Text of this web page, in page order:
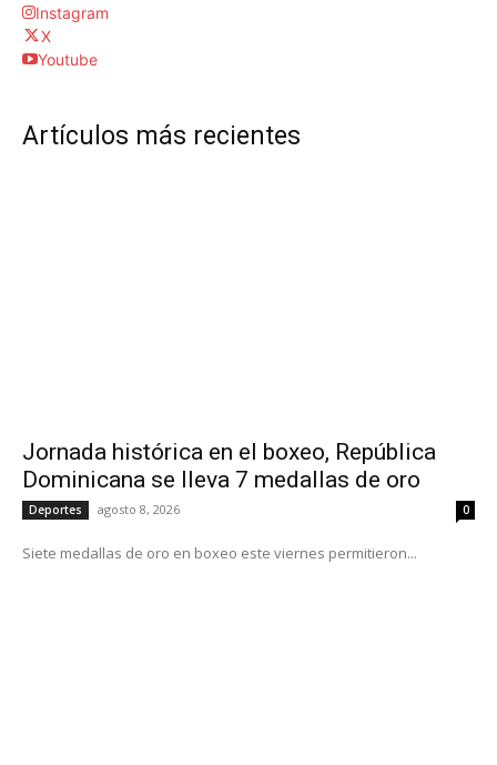
Instagram
X
Youtube
Artículos más recientes
Jornada histórica en el boxeo, República
Dominicana se lleva 7 medallas de oro
Deportes agosto 8, 2026 0
Siete medallas de oro en boxeo este viernes permitieron...